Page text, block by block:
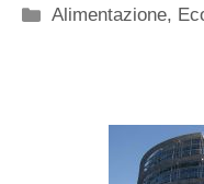
Categorie
Alimentazione,